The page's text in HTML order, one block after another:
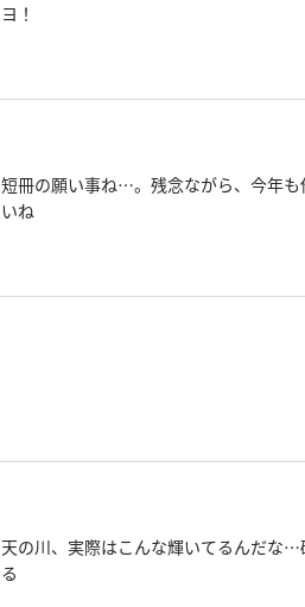
ヨ！
短冊の願い事ね…。残念ながら、今年
いね
天の川、実際はこんな輝いてるんだな…
る